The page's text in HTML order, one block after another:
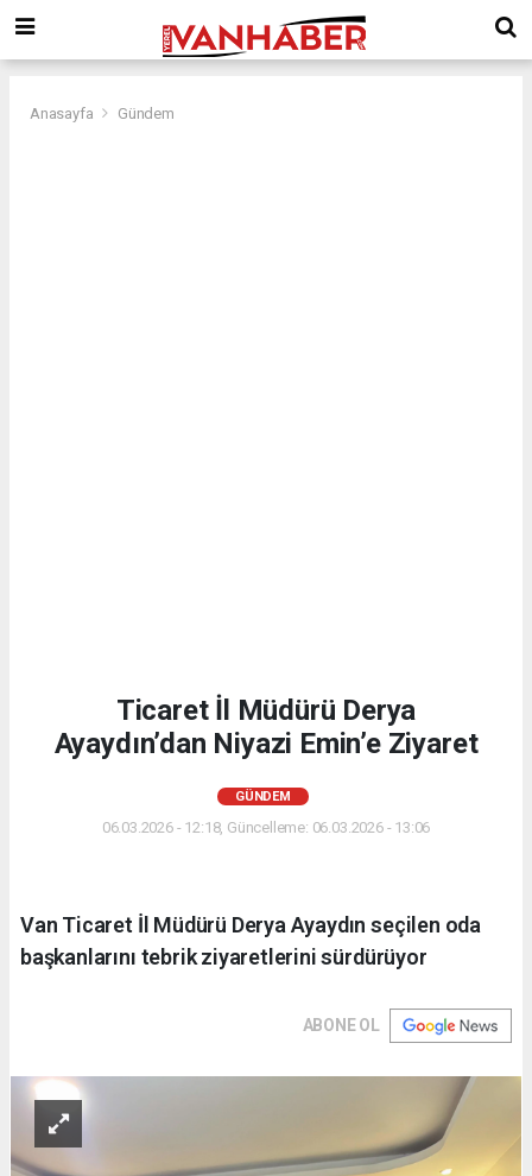
Anasayfa Gündem
Ticaret İl Müdürü Derya
Ayaydın’dan Niyazi Emin’e Ziyaret
GÜNDEM
06.03.2026 - 12:18, Güncelleme: 06.03.2026 - 13:06
Van Ticaret İl Müdürü Derya Ayaydın seçilen oda
başkanlarını tebrik ziyaretlerini sürdürüyor
ABONE OL